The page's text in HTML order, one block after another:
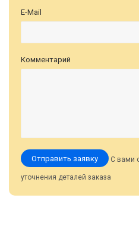
E-Mail
Комментарий
Отправить заявку С вами
уточнения деталей заказа